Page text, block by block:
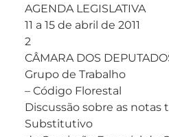
AGENDA LEGISLATIVA
11 a 15 de abril de 2011
2
CÂMARA DOS
Grupo de Trabalho
– Código Florestal
Discussão sobre as notas
Substitutivo